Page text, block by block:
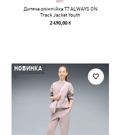
Дитяча олімпійка T7 ALWAYS ON
Track Jacket Youth
2 490,00 ₴
НОВИНКА